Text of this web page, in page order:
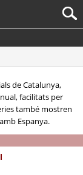
de Catalunya,
facilitats per
també mostren
Espanya.